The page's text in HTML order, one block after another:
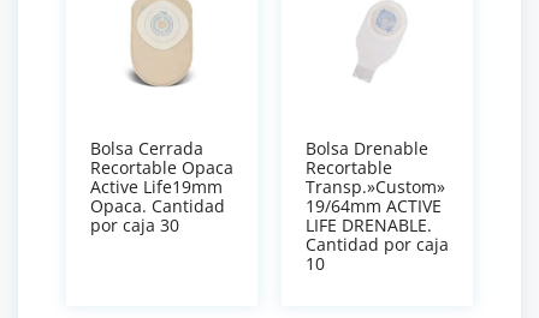
Bolsa Cerrada
Recortable Opaca
Active Life19mm
Opaca. Cantidad
por caja 30
Bolsa Drenable
Recortable
Transp.»Custom»
19/64mm ACTIVE
LIFE DRENABLE.
Cantidad por caja
10